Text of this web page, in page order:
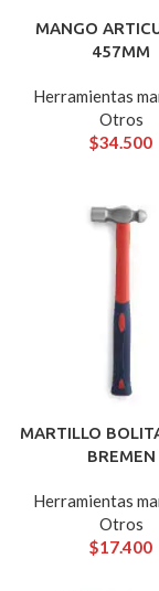
MANGO
457MM
Herramientas
Otros
$34.500
MARTILLO
BREMEN
Herramientas
Otros
$17.400